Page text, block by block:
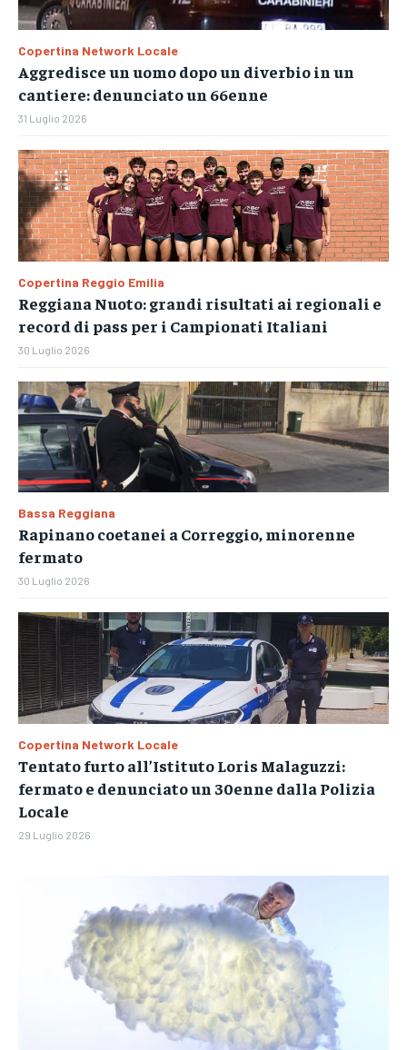
Copertina Network Locale
Aggredisce un uomo dopo un diverbio in un
cantiere: denunciato un 66enne
31 Luglio 2026
Copertina Reggio Emilia
Reggiana Nuoto: grandi risultati ai regionali e
record di pass per i Campionati Italiani
30 Luglio 2026
Bassa Reggiana
Rapinano coetanei a Correggio, minorenne
fermato
30 Luglio 2026
Copertina Network Locale
Tentato furto all’Istituto Loris Malaguzzi:
fermato e denunciato un 30enne dalla Polizia
Locale
29 Luglio 2026